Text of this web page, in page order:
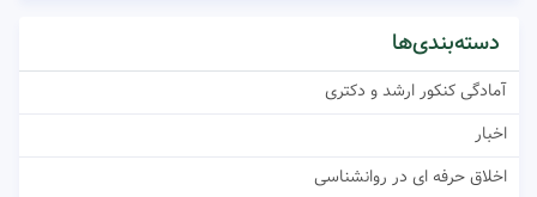
دسته‌بندی‌ها
آمادگی کنکور ارشد و دکتری
اخبار
اخلاق حرفه ای در روانشناسی